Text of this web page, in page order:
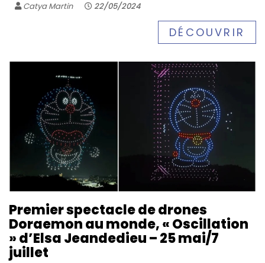
Catya Martin 22/05/2024
DÉCOUVRIR
Premier spectacle de drones
Doraemon au monde, « Oscillation
» d’Elsa Jeandedieu – 25 mai/7
juillet